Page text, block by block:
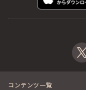
コンテンツ一覧